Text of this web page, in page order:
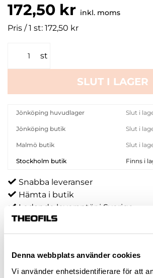
Denna webbplats använder cookies
Vi använder enhetsidentifierare för att
172,50 kr inkl. moms
Pris / 1 st: 172,50 kr
st
SLUT I LAGER
Jönköping huvudlager Slut i
Jönköping butik Slut i
Malmö butik Slut i
Stockholm butik Finns i
Snabba leveranser
Hämta i butik
Ledande leverantör i Sverige
SPECIFIKATION